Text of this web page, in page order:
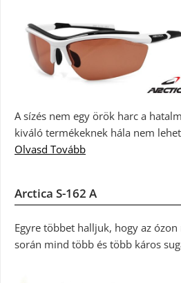
A sízés nem egy örök harc a
kiváló termékeknek hála nem
Olvasd Tovább
Arctica S-162 A
Egyre többet halljuk, hogy az
során mind több és több káros